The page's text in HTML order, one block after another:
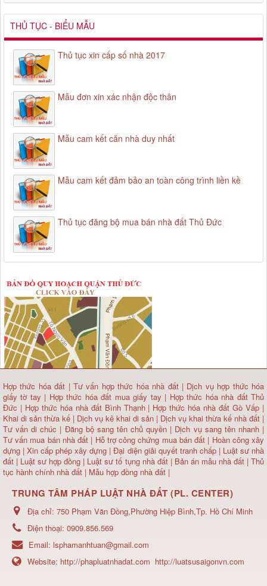
THỦ TỤC - BIỂU MẪU
Thủ tục xin cấp số nhà 2017
Mẫu đơn xin xác nhận độc thân
Mẫu cam kết căn nhà duy nhất
Mẫu cam kết đảm bảo an toàn công trình liền kề
Thủ tục đăng bộ mua bán nhà đất Thủ Đức
Hợp thức hóa đất |Tư vấn hợp thức hóa nhà đất| Dịch vụ hợp thức hóa
giấy tờ tay | Hợp thức hóa đất mua giấy tay | Hợp thức hóa nhà đất Thủ
Đức | Hợp thức hóa nhà đất Bình Thạnh | Hợp thức hóa nhà đất Gò Vấp |
Khai di sản thừa kế | Dịch vụ kê khai di sản | Dịch vụ khai thừa kế nhà đất |
Tư vấn di chúc | Đăng bộ sang tên chủ quyền | Dịch vụ sang tên nhanh |
Tư vấn mua bán nhà đất | Hỗ trợ công chứng mua bán đất | Hoàn công xây
dựng | Xin cấp phép xây dựng |Đại diện giải quyết tranh chấp | Luật sư nhà
đất | Luật sư hợp đồng | Luật sư tố tụng nhà đất | Bản án mẫu nhà đất|Thủ
tục hành chính nhà đất | Mẫu hợp đồng nhà đất |
TRUNG TÂM PHÁP LUẬT NHÀ ĐẤT (PL. CENTER)
Địa chỉ: 750 Phạm Văn Đồng,Phường Hiệp Bình,Tp. Hồ Chí Minh
Điện thoại: 0909.856.569
Email: lsphamanhtuan@gmail.com
Website: http://phapluatnhadat.com http://luatsusaigonvn.com